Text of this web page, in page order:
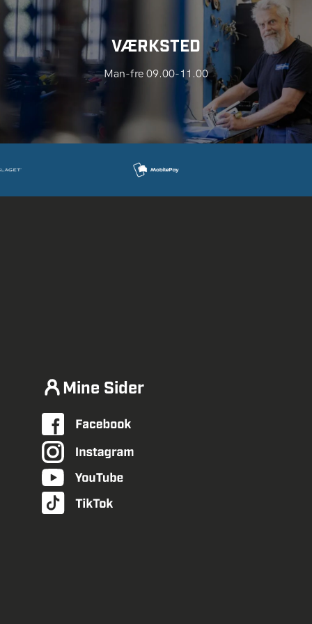
VÆRKSTED
Man-fre 09.00-11.00
Mine Sider